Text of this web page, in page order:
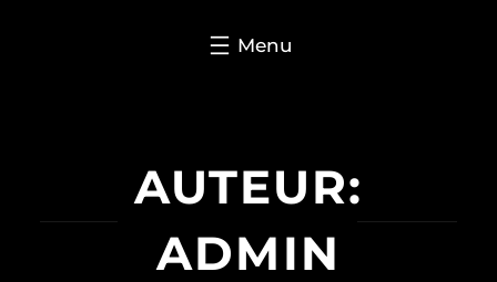
AUTEUR:
ADMIN